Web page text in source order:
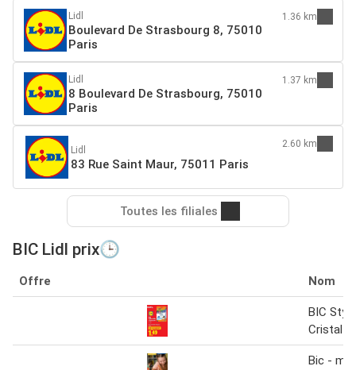
Lidl
Boulevard De Strasbourg 8, 75010
Paris
1.36 km
Lidl
8 Boulevard De Strasbourg, 75010
Paris
1.37 km
Lidl
83 Rue Saint Maur, 75011 Paris
2.60 km
Toutes les filiales
BIC Lidl prix🕒
Offre Nom
BIC
Cristal
Bic -